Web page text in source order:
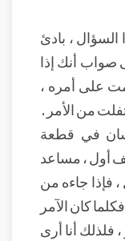
، بادئ
صواب أنك إذا
على أمره ،
من الأمر .
في قطعة
أول ، مساعد
فإذا جاءه من
كان الآمر
فلذلك أنا أرى